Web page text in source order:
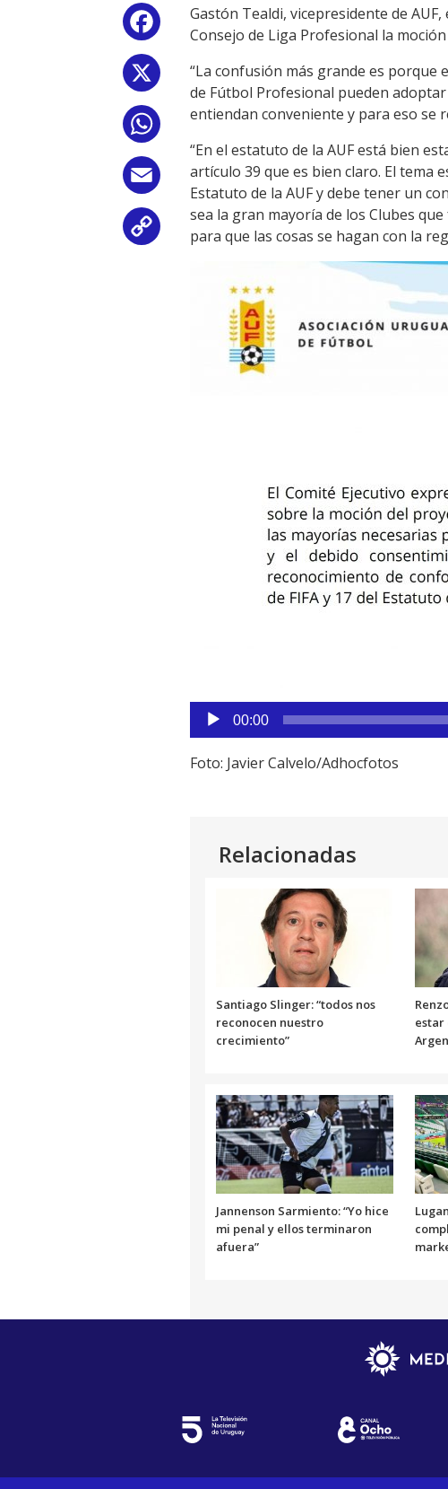
Facebook
Email
Copy
Gastón Tealdi, vicepresidente de AUF,
Consejo de Liga Profesional la
“La confusión más grande es porque
de Fútbol Profesional pueden
entiendan conveniente y para eso se
“En el estatuto de la AUF está bien
artículo 39 que es bien claro. El tema
Estatuto de la AUF y debe tener un
sea la gran mayoría de los Clubes
para que las cosas se hagan con la
Reproductor
de
audio
00:00
Foto: Javier Calvelo/Adhocfotos
Relacionadas
Santiago Slinger: “todos nos
reconocen nuestro
crecimiento”
estar
Jannenson Sarmiento: “Yo hice
mi penal y ellos terminaron
afuera”